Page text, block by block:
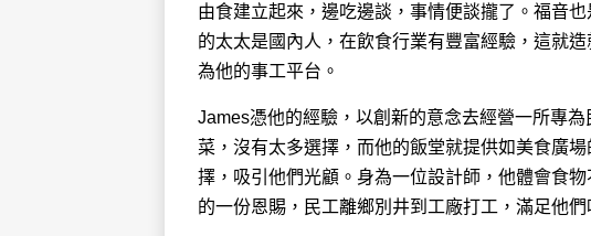
由食建立起來，邊吃邊談，事情便談攏了。福音
的太太是國內人，在飲食行業有豐富經驗，這就
為他的事工平台。
James憑他的經驗，以創新的意念去經營一所專
菜，沒有太多選擇，而他的飯堂就提供如美食廣
擇，吸引他們光顧。身為一位設計師，他體會食
的一份恩賜，民工離鄉別井到工廠打工，滿足他